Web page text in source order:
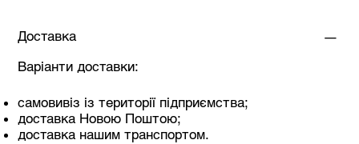
Доставка
Варіанти доставки:
самовивіз із території підприємства;
доставка Новою Поштою;
доставка нашим транспортом.